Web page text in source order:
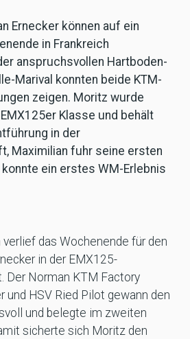
Ernecker können auf ein
in Frankreich
anspruchsvollen Hartboden-
Marival konnten beide KTM-
zeigen. Moritz wurde
Klasse und behält
in der
Maximilian fuhr seine ersten
ein erstes WM-Erlebnis
das Wochenende für den
in der EMX125-
Der Norman KTM Factory
und HSV Ried Pilot gewann den
und belegte im zweiten
sicherte sich Moritz den